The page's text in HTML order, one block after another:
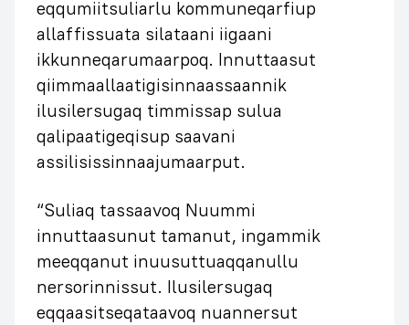
eqqumiitsuliarlu kommuneqarfiup
allaffissuata silataani iigaani
ikkunneqarumaarpoq. Innuttaasut
qiimmaallaatigisinnaassaannik
ilusilersugaq timmissap sulua
qalipaatigeqisup saavani
assilisissinnaajumaarput.
“Suliaq tassaavoq Nuummi
innuttaasunut tamanut, ingammik
meeqqanut inuusuttuaqqanullu
nersorinnissut. Ilusilersugaq
eqqaasitseqataavoq nuannersut